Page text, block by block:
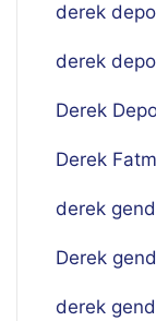
derek
derek
Derek
Derek
derek
Derek
derek